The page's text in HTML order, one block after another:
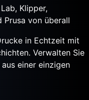
Klipper,
Prusa von überall
in Echtzeit mit
Verwalten Sie
einer einzigen